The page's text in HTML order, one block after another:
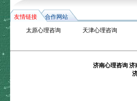
友情链接
合作网站
太原心理咨询
天津心理咨询
济南心理咨询 济